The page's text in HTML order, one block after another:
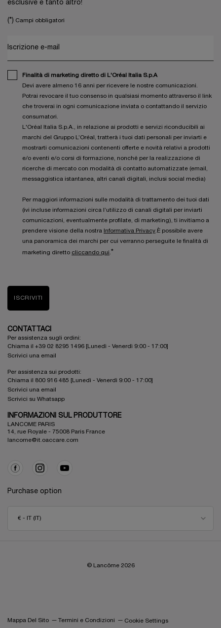
esclusive e tanto altro!
(*) Campi obbligatori
Iscrizione e-mail
Finalità di marketing diretto di L'Oréal Italia S.p.A
Devi avere almeno 16 anni per ricevere le nostre comunicazioni.
Potrai revocare il tuo consenso in qualsiasi momento attraverso il link
che troverai in ogni comunicazione inviata o contattando il servizio
consumatori.
L'Oréal Italia S.p.A., in relazione ai prodotti e servizi riconducibili ai
marchi del Gruppo L’Oréal, tratterà i tuoi dati personali per inviarti e
mostrarti comunicazioni contenenti offerte e novità relativi a prodotti
e/o eventi e/o corsi di formazione, nonché per la realizzazione di
ricerche di mercato con modalità di contatto automatizzate (email,
messaggistica istantanea, altri canali digitali, inclusi social media)
Per maggiori informazioni sulle modalità di trattamento dei tuoi dati
(ivi incluse informazioni circa l’utilizzo di canali digitali per inviarti
comunicazioni, eventualmente profilate, di marketing), ti invitiamo a
prendere visione della nostra
Informativa Privacy.È possibile avere
una panoramica dei marchi per cui verranno perseguite le finalità di
marketing diretto cliccando qui.*
ISCRIVITI
CONTATTACI
Per assistenza sugli ordini:
Chiama il +39 02 8295 1496 [Lunedì - Venerdì 9:00 - 17:00]
Scrivici una email
Per assistenza sui prodotti:
Chiama il 800 916 485 [Lunedì - Venerdì 9:00 - 17:00]
Scrivici una email
Scrivici su Whatsapp
INFORMAZIONI SUL PRODUTTORE
LANCOME PARIS
14, rue Royale - 75008 Paris France
lancome@it.oaccare.com
Purchase option
€ - IT (IT)
© Lancôme 2026
Mappa Del Sito Termini e Condizioni Cookie Settings